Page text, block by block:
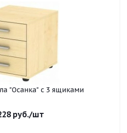
"Осанка" с 3 ящиками
руб./шт